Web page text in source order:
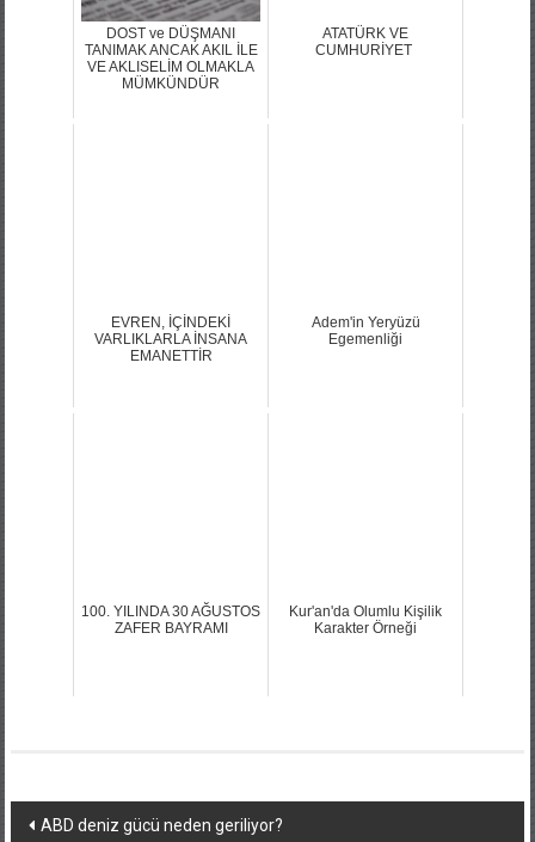
DOST ve DÜŞMANI
TANIMAK ANCAK AKIL İLE
VE AKLISELİM OLMAKLA
MÜMKÜNDÜR
ATATÜRK VE
CUMHURİYET
EVREN, İÇİNDEKİ
VARLIKLARLA İNSANA
EMANETTİR
Adem'in Yeryüzü
Egemenliği
100. YILINDA 30 AĞUSTOS
ZAFER BAYRAMI
Kur'an'da Olumlu Kişilik
Karakter Örneği
Yazı
ABD deniz gücü neden geriliyor?